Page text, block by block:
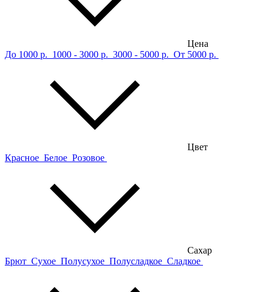
Цена
До 1000 р. 1000 - 3000 р. 3000 - 5000 р. От 5000 р.
Цвет
Красное Белое Розовое
Сахар
Брют Сухое Полусухое Полусладкое Сладкое